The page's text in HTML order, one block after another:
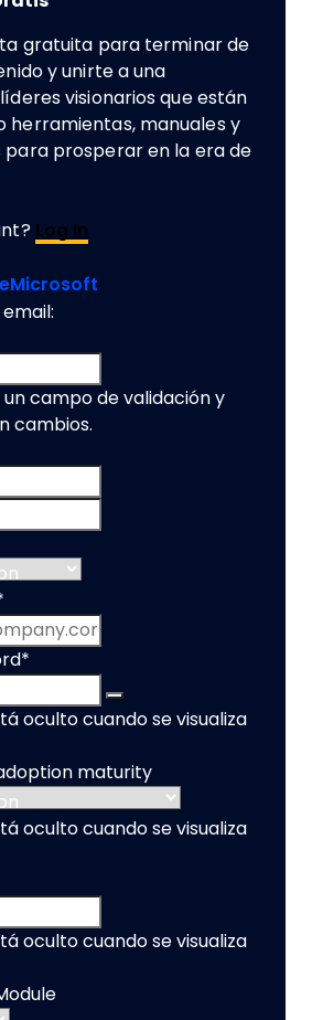
gratuita para terminar de
y unirte a una
visionarios que están
herramientas, manuales y
para prosperar en la era de
Log In
Microsoft
campo de validación y
cambios.
*
oculto cuando se visualiza
maturity
oculto cuando se visualiza
oculto cuando se visualiza